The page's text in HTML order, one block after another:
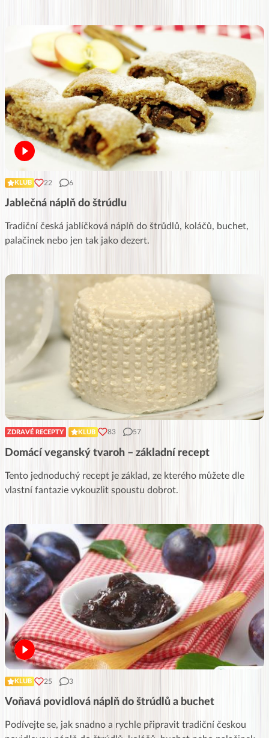
KLUB 22 6
Jablečná náplň do štrúdlu
Tradiční česká jablíčková náplň do štrůdlů, koláčů, buchet,
palačinek nebo jen tak jako dezert.
ZDRAVÉ RECEPTY KLUB 83 57
Domácí veganský tvaroh – základní recept
Tento jednoduchý recept je základ, ze kterého můžete dle
vlastní fantazie vykouzlit spoustu dobrot.
KLUB 25 3
Voňavá povidlová náplň do štrúdlů a buchet
Podívejte se, jak snadno a rychle připravit tradiční českou